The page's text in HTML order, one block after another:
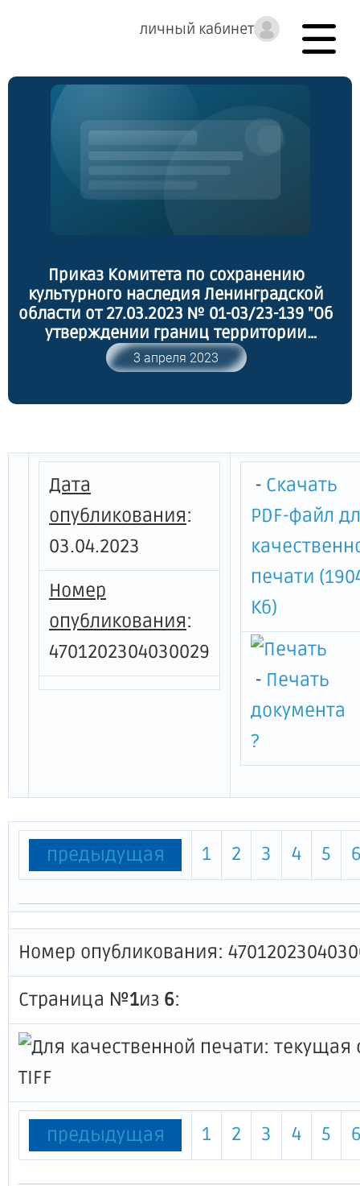
личный кабинет
Приказ Комитета по сохранению
культурного наследия Ленинградской
области от 27.03.2023 № 01-03/23-139 "Об
утверждении границ территории
выявленного объекта культурного
наследия "Гостиный двор",
Ленинградская область, Тихвинский
3 апреля 2023
Дата
опубликования:
03.04.2023
Номер
опубликования:
4701202304030029
- Скачать
PDF-файл
печати
Кб)
- Печать
документа
?
предыдущая 1 2 3 4 5
Номер опубликования:
Страница №1из 6:
предыдущая 1 2 3 4 5